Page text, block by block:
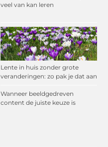
veel van kan leren
Lente in huis zonder grote
veranderingen: zo pak je dat aan
Wanneer beeldgedreven
content de juiste keuze is